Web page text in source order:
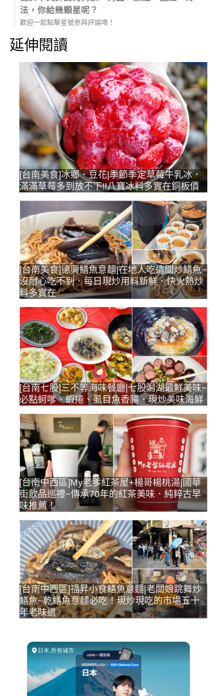
法，你給幾顆星呢？
歡迎一起點擊星號參與評論唷！
延伸閱讀
[台南美食]冰鄉．豆花|季節季定草莓牛乳冰．
滿滿草莓多到放不下!!八寶冰料多實在銅板價
[台南美食]德興鱔魚意麵|在地人吃這間炒鱔魚~
沒耐心吃不到．每日現炒用料新鮮．快火熱炒
料多實在
[台南七股]三不等海味餐廳|七股潟湖最鮮美味~
必點蚵嗲、蝦捲、虱目魚香腸．現炒美味海鮮
[台南中西區]My老爹紅茶屋+楊哥楊桃湯|國華
街飲品巡禮~傳承70年的紅茶美味．純粹古早
味推薦！
[台南中西區]福昇小食鱔魚意麵|老闆娘跳舞炒
鱔魚~乾鱔魚意麵必吃！現炒現吃的市場五十
年老味道